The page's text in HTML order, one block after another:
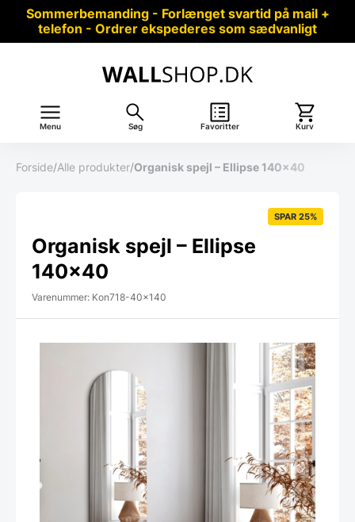
Sommerbemanding - Forlænget svartid på mail +
telefon - Ordrer ekspederes som sædvanligt
Menu Søg Favoritter Kurv
Forside/Alle produkter/Organisk spejl – Ellipse 140×40
SPAR 25%
Organisk spejl – Ellipse
140×40
Varenummer: Kon718-40x140